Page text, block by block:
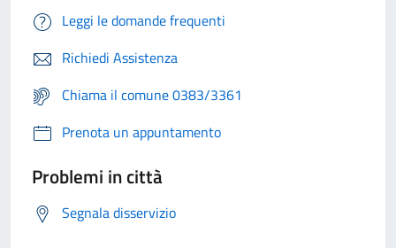
Leggi le domande frequenti
Richiedi Assistenza
Chiama il comune 0383/3361
Prenota un appuntamento
Problemi in città
Segnala disservizio